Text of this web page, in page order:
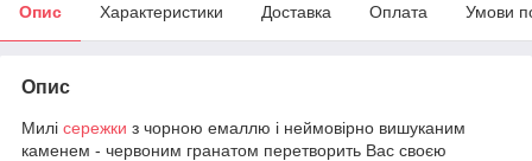
Опис Характеристики Доставка Оплата Умови
Опис
Милі сережки з чорною емаллю і неймовірно вишуканим
каменем - червоним гранатом перетворить Вас своєю